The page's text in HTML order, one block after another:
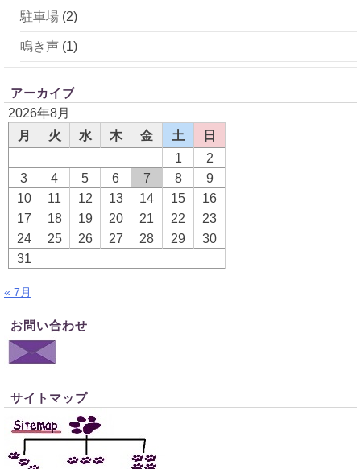
駐車場 (2)
鳴き声 (1)
アーカイブ
2026年8月
月
火 水 木 金 土
日
1
2
3
4 5 6 7 8
9
10
11 12 13 14 15
16
17
18 19 20 21 22
23
24
25 26 27 28 29
30
31
« 7月
お問い合わせ
サイトマップ